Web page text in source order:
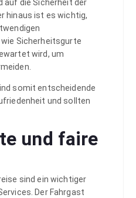
auf die Sicherheit der
hinaus ist es wichtig,
Sicherheitsgurte
wird, um
somit entscheidende
und sollten
und faire
sind ein wichtiger
Der Fahrgast